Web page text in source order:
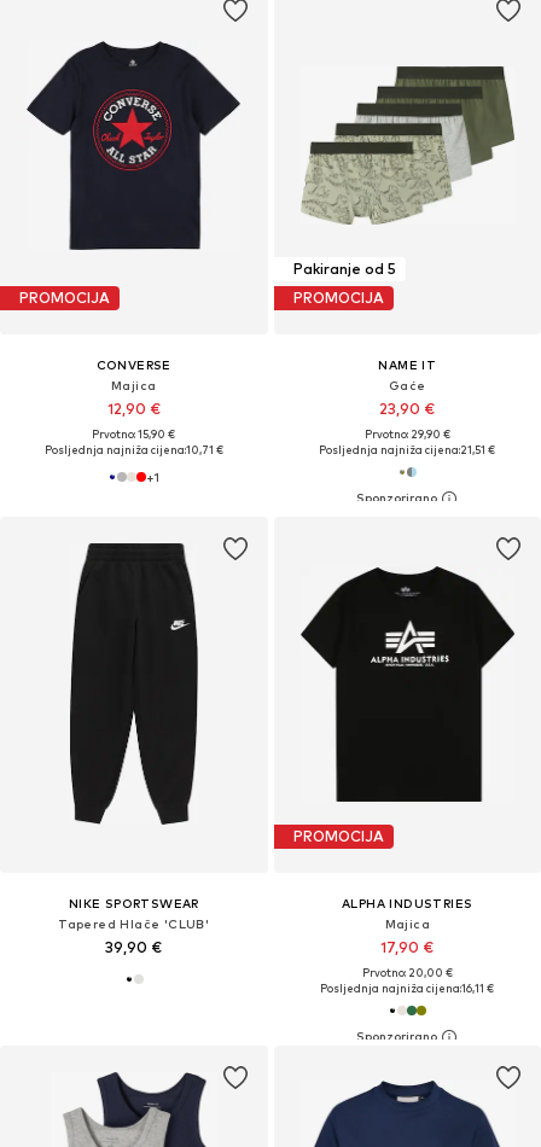
PROMOCIJA
CONVERSE
Majica
12,90 €
Prvotno: 15,90 €
Posljednja najniža cijena:10,71 €
+1
Pakiranje od 5
PROMOCIJA
NAME IT
Gaće
23,90 €
Prvotno: 29,90 €
Posljednja najniža cijena:21,51 €
NIKE SPORTSWEAR
Tapered Hlače 'CLUB'
39,90 €
PROMOCIJA
ALPHA INDUSTRIES
Majica
17,90 €
Prvotno: 20,00 €
Posljednja najniža cijena:16,11 €